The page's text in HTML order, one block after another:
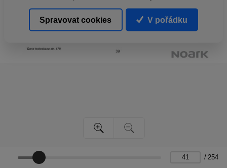
/ 254
Spravovat cookies V pořádku